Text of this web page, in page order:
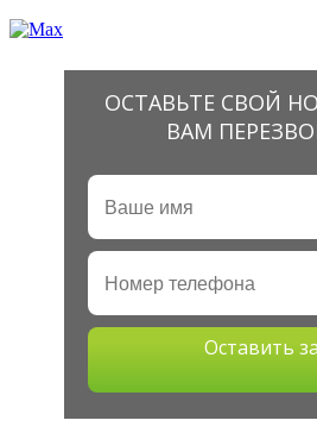
ОСТАВЬТЕ СВОЙ
ВАМ
Оставить